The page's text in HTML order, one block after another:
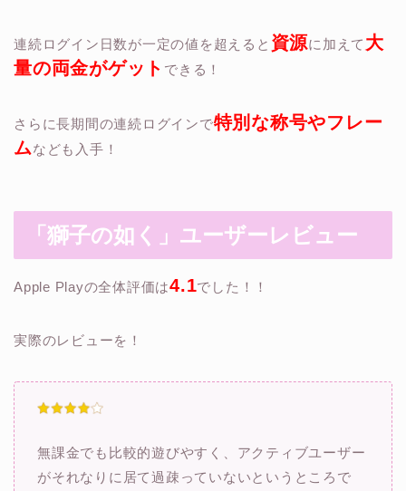
連続ログイン日数が一定の値を超えると 資源に加えて 大
量の両金がゲット できる！
さらに長期間の連続ログインで特別な称号やフレー
ムなども入手！
「獅子の如く」ユーザーレビュー
Apple Playの全体評価は4.1でした！！
実際のレビューを！
無課金でも比較的遊びやすく、アクティブユーザー
がそれなりに居て過疎っていないというところで